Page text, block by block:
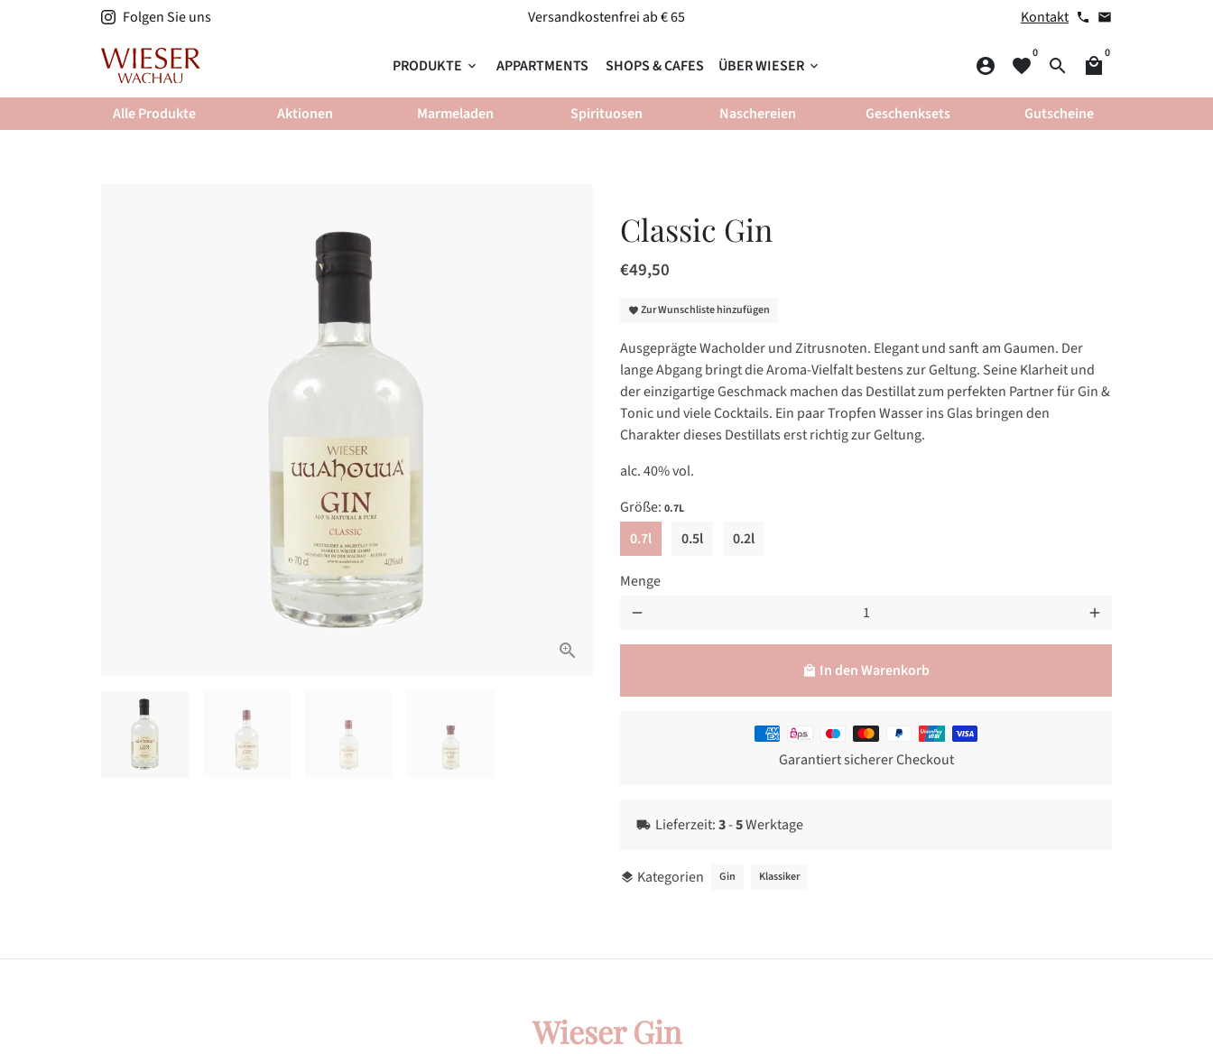
Folgen Sie uns Versandkostenfrei ab € 65 Kontakt phone email
PRODUKTE keyboard_arrow_down APPARTMENTS SHOPS & CAFES ÜBER WIESER keyboard_arrow_down account_circle favorite
0
search local_mall
0
Alle Produkte Aktionen Marmeladen Spirituosen Naschereien Geschenksets Gutscheine
Classic Gin
€49,50
favorite Zur Wunschliste hinzufügen
Ausgeprägte Wacholder und Zitrusnoten. Elegant und sanft am Gaumen. Der
lange Abgang bringt die Aroma-Vielfalt bestens zur Geltung. Seine Klarheit und
der einzigartige Geschmack machen das Destillat zum perfekten Partner für Gin &
Tonic und viele Cocktails. Ein paar Tropfen Wasser ins Glas bringen den
Charakter dieses Destillats erst richtig zur Geltung.
alc. 40% vol.
Größe: 0.7L
0.7l 0.5l 0.2l
Menge
remove add
local_mall In den Warenkorb
Garantiert sicherer Checkout
Zahlungsmethoden
local_shipping Lieferzeit:3-5Werktage
layers Kategorien Gin Klassiker
Wieser Gin